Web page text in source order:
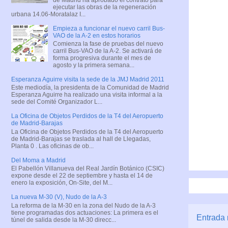
Entrada
ejecutar las obras de la regeneración
urbana 14.06-Moratalaz I...
Empieza a funcionar el nuevo carril Bus-
VAO de la A-2 en estos horarios
Comienza la fase de pruebas del nuevo
carril Bus-VAO de la A-2. Se activará de
forma progresiva durante el mes de
agosto y la primera semana...
Esperanza Aguirre visita la sede de la JMJ Madrid 2011
Este mediodía, la presidenta de la Comunidad de Madrid
Esperanza Aguirre ha realizado una visita informal a la
sede del Comité Organizador L...
La Oficina de Objetos Perdidos de la T4 del Aeropuerto
de Madrid-Barajas
La Oficina de Objetos Perdidos de la T4 del Aeropuerto
de Madrid-Barajas se traslada al hall de Llegadas,
Planta 0 . Las oficinas de ob...
Del Moma a Madrid
El Pabellón Villanueva del Real Jardín Botánico (CSIC)
expone desde el 22 de septiembre y hasta el 14 de
enero la exposición, On-Site, del M...
La nueva M-30 (V), Nudo de la A-3
La reforma de la M-30 en la zona del Nudo de la A-3
tiene programadas dos actuaciones: La primera es el
túnel de salida desde la M-30 direcc...